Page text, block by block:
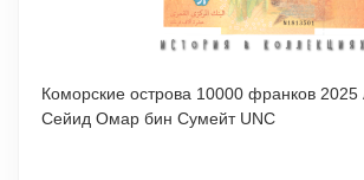
Коморские острова 10000 франков 2025 Аль-Хабиб
Сейид Омар бин Сумейт UNC